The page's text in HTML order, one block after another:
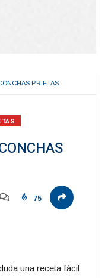
PRIETAS
75
una receta fácil